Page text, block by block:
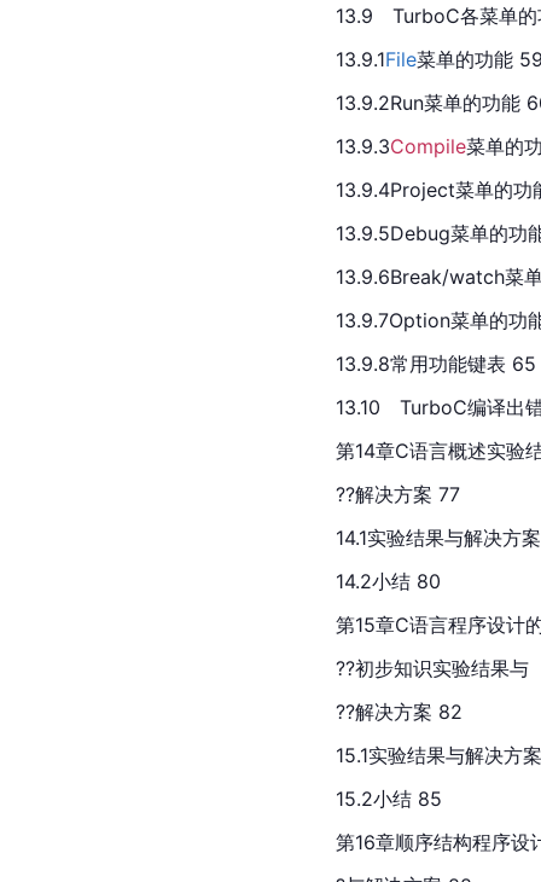
13.9　TurboC各菜单
13.9.1File菜单的功能
13.9.2Run菜单的功能
13.9.3Compile菜单的
13.9.4Project菜单的功
13.9.5Debug菜单的功
13.9.6Break/watch菜
13.9.7Option菜单的功
13.9.8常用功能键表 65
13.10　TurboC编译出
第14章C语言概述实验
??解决方案 77
14.1实验结果与解决方
14.2小结 80
第15章C语言程序设计
??初步知识实验结果与
??解决方案 82
15.1实验结果与解决方
15.2小结 85
第16章顺序结构程序设